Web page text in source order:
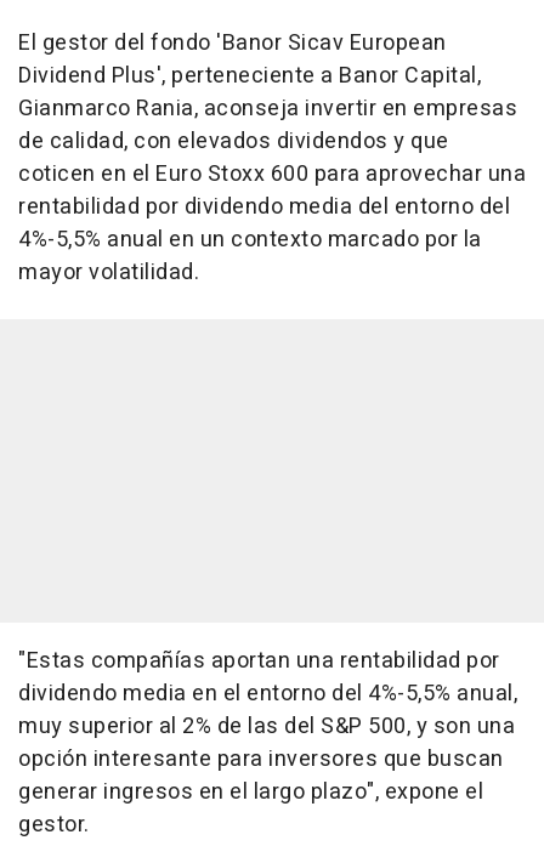
El gestor del fondo 'Banor Sicav European
Dividend Plus', perteneciente a Banor Capital,
Gianmarco Rania, aconseja invertir en empresas
de calidad, con elevados dividendos y que
coticen en el Euro Stoxx 600 para aprovechar una
rentabilidad por dividendo media del entorno del
4%-5,5% anual en un contexto marcado por la
mayor volatilidad.
"Estas compañías aportan una rentabilidad por
dividendo media en el entorno del 4%-5,5% anual,
muy superior al 2% de las del S&P 500, y son una
opción interesante para inversores que buscan
generar ingresos en el largo plazo", expone el
gestor.